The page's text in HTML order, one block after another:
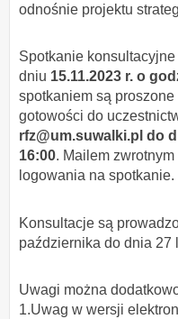
odnośnie projektu
Spotkanie
dniu 15.11.2023 r. o
spotkaniem są
gotowości do
rfz@um.suwalki.pl do
16:00. Mailem
logowania na spotkanie.
Konsultacje są
października do dnia 27
Uwagi można
1.Uwag w wersji